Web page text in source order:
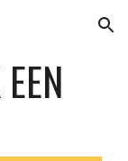
Skip to navigation